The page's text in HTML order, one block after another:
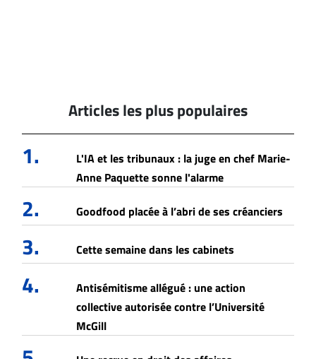
Articles les plus populaires
1.
L'IA et les tribunaux : la juge en chef Marie-
Anne Paquette sonne l'alarme
2. Goodfood placée à l’abri de ses créanciers
3. Cette semaine dans les cabinets
4.
Antisémitisme allégué : une action
collective autorisée contre l’Université
McGill